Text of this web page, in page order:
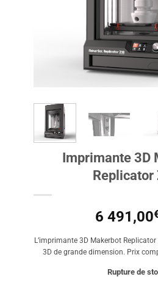
Imprimante 3D
Replicator
6 491,00
L’imprimante 3D Makerbot Replicator
3D de grande dimension. Prix
Rupture de